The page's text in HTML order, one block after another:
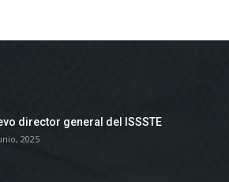
director general del ISSSTE
2025